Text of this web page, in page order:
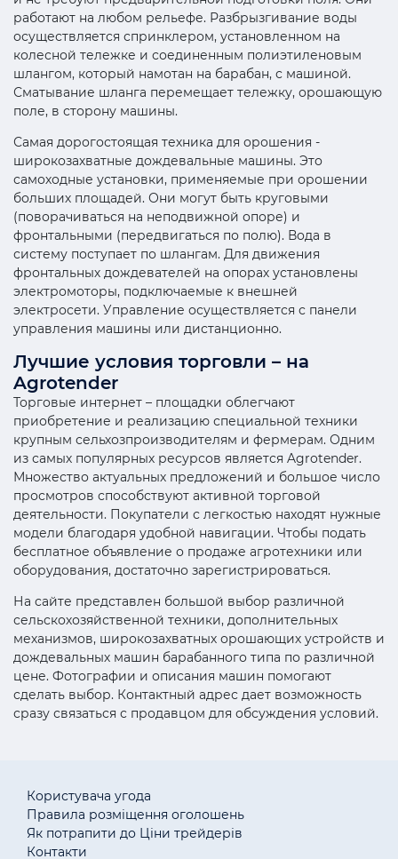
работают на любом рельефе. Разбрызгивание воды
осуществляется спринклером, установленном на
колесной тележке и соединенным полиэтиленовым
шлангом, который намотан на барабан, с машиной.
Сматывание шланга перемещает тележку, орошающую
поле, в сторону машины.
Самая дорогостоящая техника для орошения -
широкозахватные дождевальные машины. Это
самоходные установки, применяемые при орошении
больших площадей. Они могут быть круговыми
(поворачиваться на неподвижной опоре) и
фронтальными (передвигаться по полю). Вода в
систему поступает по шлангам. Для движения
фронтальных дождевателей на опорах установлены
электромоторы, подключаемые к внешней
электросети. Управление осуществляется с панели
управления машины или дистанционно.
Лучшие условия торговли – на
Agrotender
Торговые интернет – площадки облегчают
приобретение и реализацию специальной техники
крупным сельхозпроизводителям и фермерам. Одним
из самых популярных ресурсов является Agrotender.
Множество актуальных предложений и большое число
просмотров способствуют активной торговой
деятельности. Покупатели с легкостью находят нужные
модели благодаря удобной навигации. Чтобы подать
бесплатное объявление о продаже агротехники или
оборудования, достаточно зарегистрироваться.
На сайте представлен большой выбор различной
сельскохозяйственной техники, дополнительных
механизмов, широкозахватных орошающих устройств и
дождевальных машин барабанного типа по различной
цене. Фотографии и описания машин помогают
сделать выбор. Контактный адрес дает возможность
сразу связаться с продавцом для обсуждения условий.
Користувача угода
Правила розміщення оголошень
Як потрапити до Ціни трейдерів
Контакти